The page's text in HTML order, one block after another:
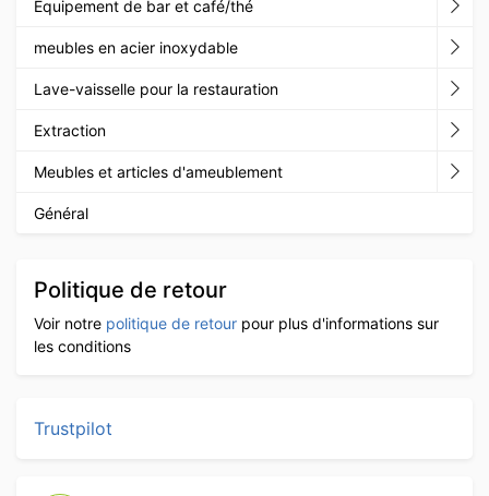
Equipement de bar et café/thé
meubles en acier inoxydable
Lave-vaisselle pour la restauration
Extraction
Meubles et articles d'ameublement
Général
Politique de retour
Voir notre politique de retour pour plus d'informations sur
les conditions
Trustpilot